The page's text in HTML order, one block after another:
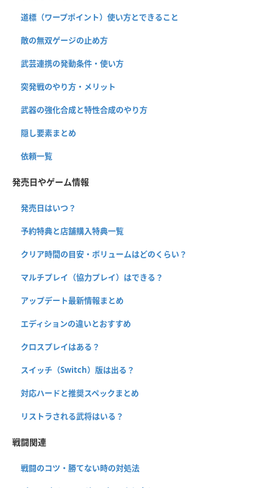
道標（ワープポイント）使い方とできること
敵の無双ゲージの止め方
武芸連携の発動条件・使い方
突発戦のやり方・メリット
武器の強化合成と特性合成のやり方
隠し要素まとめ
依頼一覧
発売日やゲーム情報
発売日はいつ？
予約特典と店舗購入特典一覧
クリア時間の目安・ボリュームはどのくらい？
マルチプレイ（協力プレイ）はできる？
アップデート最新情報まとめ
エディションの違いとおすすめ
クロスプレイはある？
スイッチ（Switch）版は出る？
対応ハードと推奨スペックまとめ
リストラされる武将はいる？
戦闘関連
戦闘のコツ・勝てない時の対処法